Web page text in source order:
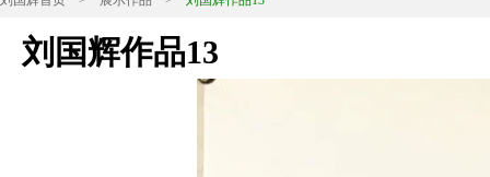
刘国辉作品13